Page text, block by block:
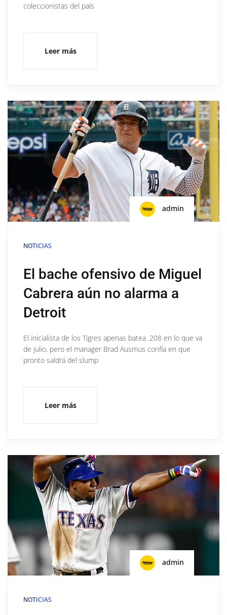
coleccionistas del país
Leer más
admin
NOTICIAS
El bache ofensivo de Miguel
Cabrera aún no alarma a
Detroit
El inicialista de los Tigres apenas batea .208 en lo que va
de julio, pero el manager Brad Ausmus confía en que
pronto saldrá del slump
Leer más
admin
NOTICIAS